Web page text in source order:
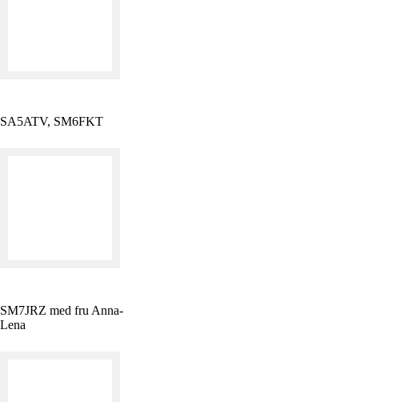
SA5ATV, SM6FKT
SM7JRZ med fru Anna-
Lena